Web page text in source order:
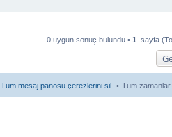
0 uygun sonuç bulundu • 1 . sayfa
Tüm zamanlar
Tüm mesaj panosu çerezlerini sil